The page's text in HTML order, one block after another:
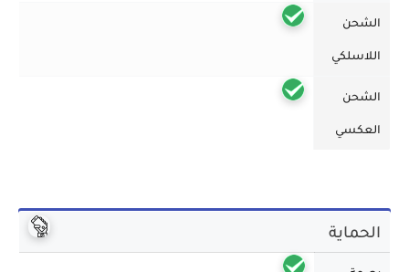
الشحن
اللاسلكي
الشحن
العكسي
الحماية